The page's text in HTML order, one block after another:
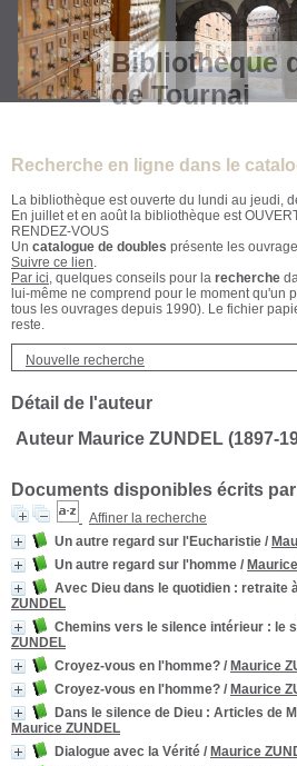
Bibliothèque
de Tournai
Recherche en ligne dans le
La bibliothèque est ouverte du lundi au jeudi,
En juillet et en août la bibliothèque est
RENDEZ-VOUS
Un catalogue de doubles présente les
Suivre ce lien.
Par ici, quelques conseils pour la recherche
lui-même ne comprend pour le moment qu'un
tous les ouvrages depuis 1990). Le fichier
reste.
Nouvelle recherche
Détail de l'auteur
Auteur Maurice ZUNDEL (1897-
Documents disponibles écrits
Affiner la recherche
Un autre regard sur l'Eucharistie /
Un autre regard sur l'homme /
Avec Dieu dans le quotidien : retraite
ZUNDEL
Chemins vers le silence intérieur : le
ZUNDEL
Croyez-vous en l'homme? / Maurice
Croyez-vous en l'homme? / Maurice
Dans le silence de Dieu : Articles de
Maurice ZUNDEL
Dialogue avec la Vérité / Maurice